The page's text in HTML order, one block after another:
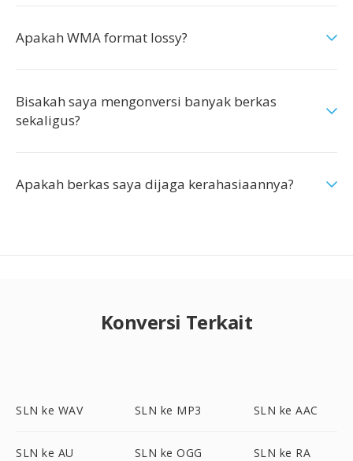
Apakah WMA format lossy?
Bisakah saya mengonversi banyak berkas
sekaligus?
Apakah berkas saya dijaga kerahasiaannya?
Konversi Terkait
SLN ke WAV SLN ke MP3 SLN ke AAC
SLN ke AU SLN ke OGG SLN ke RA